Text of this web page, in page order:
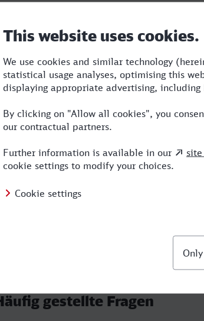
08-06 04:59
17:34
Pforzheim Hbf
20.08.26
09:34
3:06 2
Pforzheim Hbf
20.08.26
2:55 2
gestellte Fragen